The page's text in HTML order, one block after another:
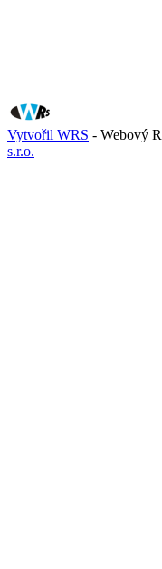
Vytvořil WRS - Webový
s.r.o.